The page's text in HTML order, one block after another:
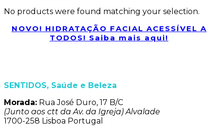
No products were found matching your selection.
NOVO! HIDRATAÇÃO FACIAL ACESSÍVEL A
TODOS! Saiba mais aqui!
SENTIDOS, Saúde e Beleza
Morada: Rua José Duro, 17 B/C
(Junto aos ctt da Av. da Igreja) Alvalade
1700-258 Lisboa Portugal